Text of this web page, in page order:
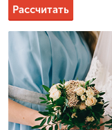
Рассчитать